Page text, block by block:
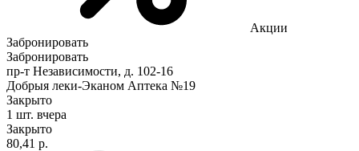
Акции
Забронировать
Забронировать
пр-т Независимости, д. 102-16
Добрыя леки-Эканом Аптека №19
Закрыто
1 шт. вчера
Закрыто
80,41 р.